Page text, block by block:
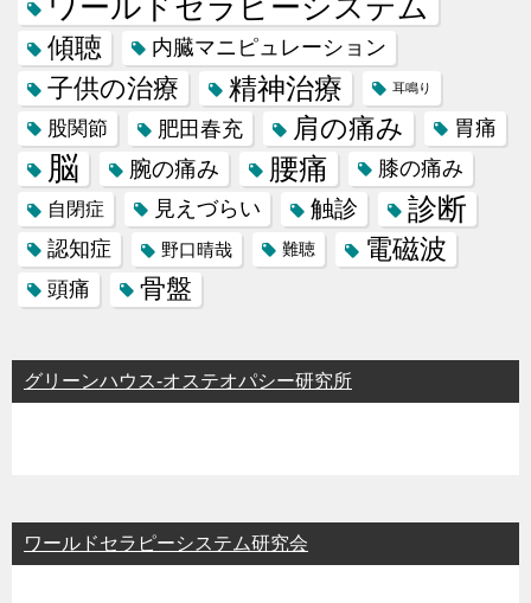
ワールドセラピーシステム
傾聴 内臓マニピュレーション
子供の治療 精神治療 耳鳴り
股関節 肥田春充 肩の痛み 胃痛
脳 腕の痛み 腰痛 膝の痛み
自閉症 見えづらい 触診 診断
認知症 野口晴哉 難聴 電磁波
頭痛 骨盤
グリーンハウス-オステオパシー研究所
ワールドセラピーシステム研究会